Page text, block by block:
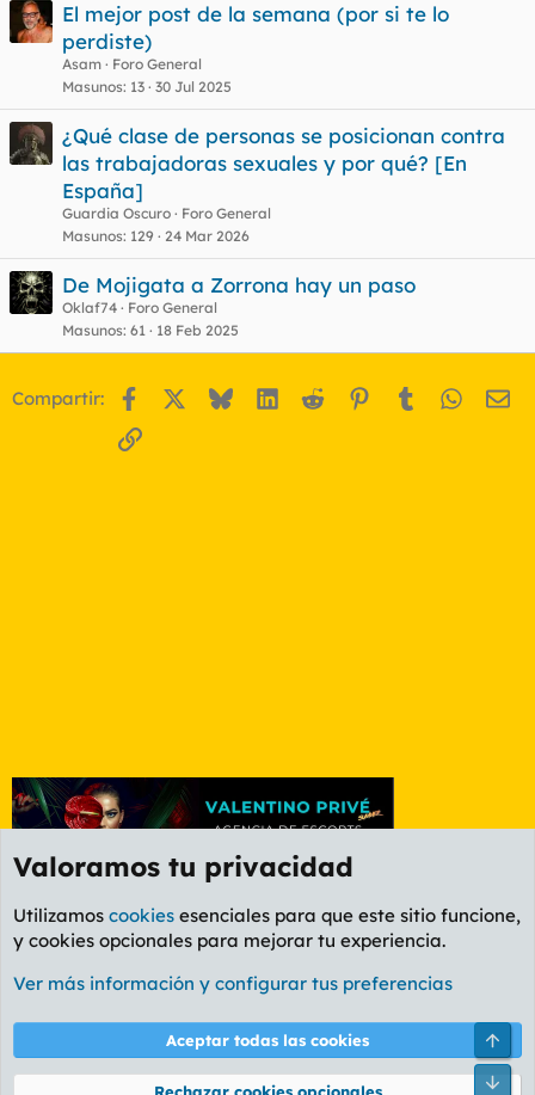
El mejor post de la semana (por si te lo
perdiste)
Asam
Foro General
Masunos 13 30 Jul 2025
¿Qué clase de personas se posicionan contra
las trabajadoras sexuales y por qué? [En
España]
Guardia Oscuro
Foro General
Masunos 129 24 Mar 2026
De Mojigata a Zorrona hay un paso
Oklaf74
Foro General
Masunos 61 18 Feb 2025
Compartir: Facebook BlueskyLinkedIn
Reddit Pinterest
Tumblr
Enlace
Granada
Cookies
PL OLDSTYLE AMARILLO
Términos y reglas Política de privacidad Ayuda
Valoramos tu privacidad
Utilizamos cookies esenciales para que este sitio funcione,
y cookies opcionales para mejorar tu experiencia.
Ver más información y configurar tus preferencias
Aceptar todas las cookies
Rechazar cookies opcionales
Pie